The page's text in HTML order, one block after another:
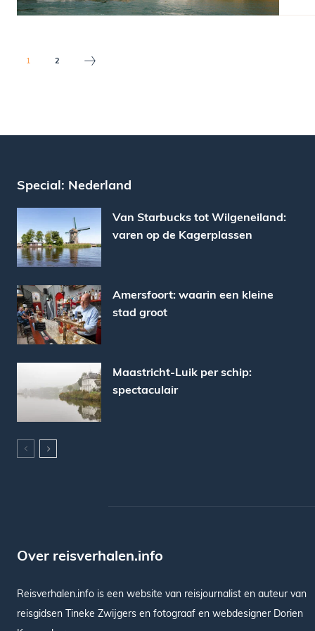
1 2
Special: Nederland
Van Starbucks tot Wilgeneiland:
varen op de Kagerplassen
Amersfoort: waarin een kleine
stad groot
Maastricht-Luik per schip:
spectaculair
Over reisverhalen.info
Reisverhalen.info is een website van reisjournalist en auteur van
reisgidsen Tineke Zwijgers en fotograaf en webdesigner Dorien